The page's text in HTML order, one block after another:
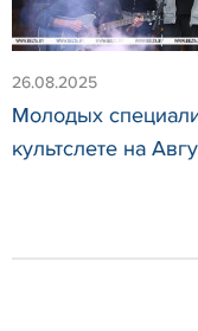
26.08.2025
Молодых
культслете на